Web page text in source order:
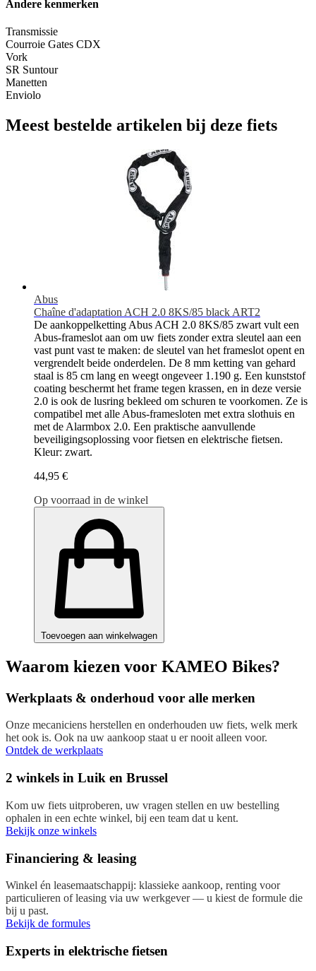
Andere kenmerken
Transmissie
Courroie Gates CDX
Vork
SR Suntour
Manetten
Enviolo
Meest bestelde artikelen bij deze fiets
Abus
Chaîne d'adaptation ACH 2.0 8KS/85 black ART2
De aankoppelketting Abus ACH 2.0 8KS/85 zwart vult een
Abus-frameslot aan om uw fiets zonder extra sleutel aan een
vast punt vast te maken: de sleutel van het frameslot opent en
vergrendelt beide onderdelen. De 8 mm ketting van gehard
staal is 85 cm lang en weegt ongeveer 1.190 g. Een kunststof
coating beschermt het frame tegen krassen, en in deze versie
2.0 is ook de lusring bekleed om schuren te voorkomen. Ze is
compatibel met alle Abus-framesloten met extra slothuis en
met de Alarmbox 2.0. Een praktische aanvullende
beveiligingsoplossing voor fietsen en elektrische fietsen.
Kleur: zwart.
44,95 €
Op voorraad in de winkel
Toevoegen aan winkelwagen
Waarom kiezen voor KAMEO Bikes?
Werkplaats & onderhoud voor alle merken
Onze mecaniciens herstellen en onderhouden uw fiets, welk merk
het ook is. Ook na uw aankoop staat u er nooit alleen voor.
Ontdek de werkplaats
2 winkels in Luik en Brussel
Kom uw fiets uitproberen, uw vragen stellen en uw bestelling
ophalen in een echte winkel, bij een team dat u kent.
Bekijk onze winkels
Financiering & leasing
Winkel én leasemaatschappij: klassieke aankoop, renting voor
particulieren of leasing via uw werkgever — u kiest de formule die
bij u past.
Bekijk de formules
Experts in elektrische fietsen